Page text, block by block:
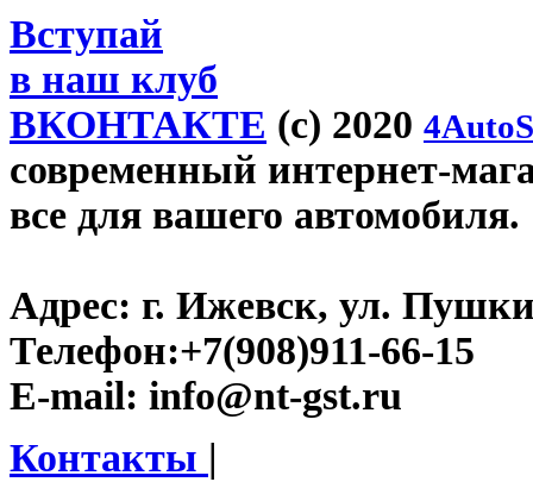
Вступай
в наш клуб
ВКОНТАКТЕ (c) 2020
современный интернет-
все для вашего автомобиля.
Адрес: г. Ижевск, ул.
Телефон:+7(908)911-66-15
E-mail: info@nt-gst.ru
Контакты |